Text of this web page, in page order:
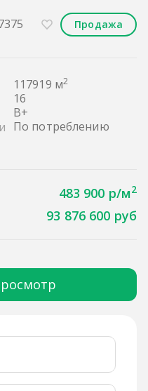
Продажа
117919 м2
16
B+
По потреблению
483 900 р/м2
93 876 600 руб